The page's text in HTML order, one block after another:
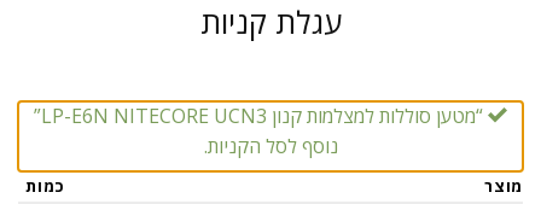
עגלת קניות
“מטען סוללות למצלמות קנון LP-E6N NITECORE UCN3”
נוסף לסל הקניות.
מוצר כמות